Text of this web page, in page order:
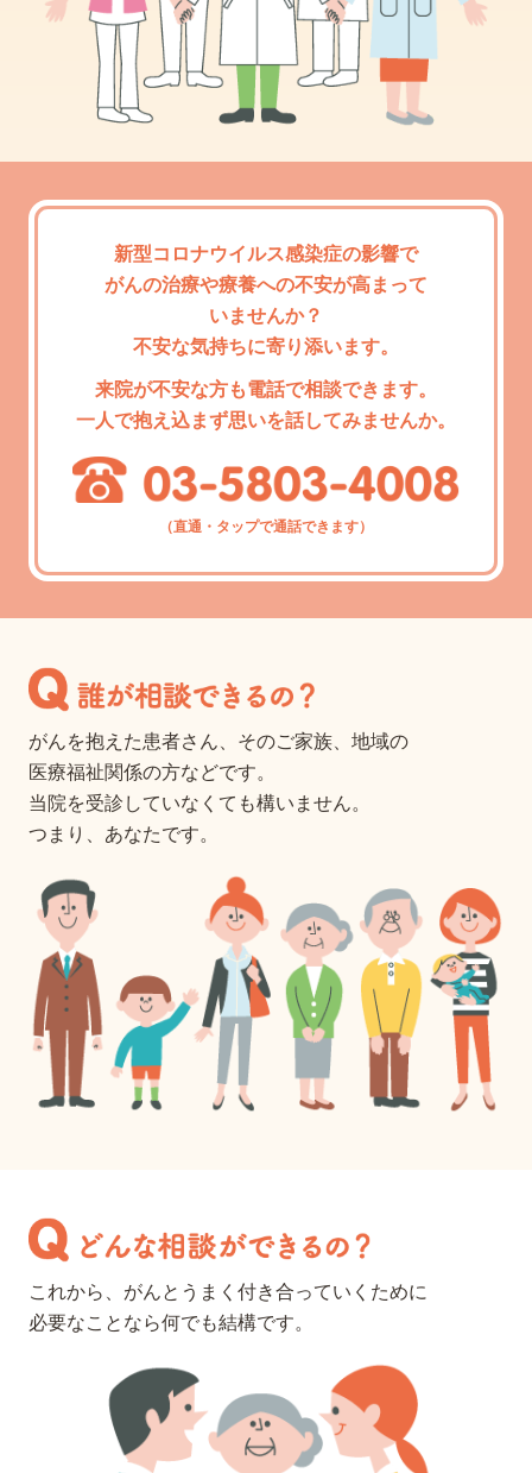
新型コロナウイルス感染症の影響で
がんの治療や療養への不安が高まって
いませんか？
不安な気持ちに寄り添います。
来院が不安な方も電話で相談できます。
一人で抱え込まず思いを話してみませんか。
（直通 ・タップで通話できます）
がんを抱えた患者さん、 そのご家族、 地域の
医療福祉関係の方などです。
当院を受診していなくても構いません。
つまり、あなたです。
これから、がんとうまく付き合っていくために
必要なことなら何でも結構です。